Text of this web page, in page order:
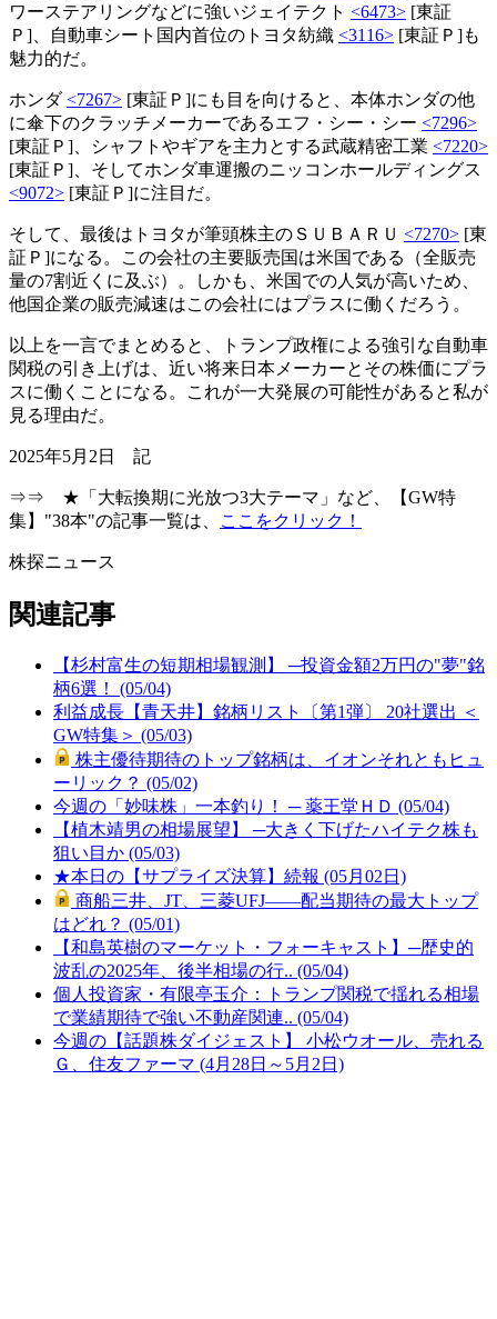
ワーステアリングなどに強いジェイテクト <6473> [東証
Ｐ]、自動車シート国内首位のトヨタ紡織 <3116> [東証Ｐ]も
魅力的だ。
ホンダ<7267> [東証Ｐ]にも目を向けると、本体ホンダの他
に傘下のクラッチメーカーであるエフ・シー・シー <7296>
[東証Ｐ]、シャフトやギアを主力とする武蔵精密工業 <7220>
[東証Ｐ]、そしてホンダ車運搬のニッコンホールディングス
<9072> [東証Ｐ]に注目だ。
そして、最後はトヨタが筆頭株主のＳＵＢＡＲＵ <7270> [東
証Ｐ]になる。この会社の主要販売国は米国である（全販売
量の7割近くに及ぶ）。しかも、米国での人気が高いため、
他国企業の販売減速はこの会社にはプラスに働くだろう。
以上を一言でまとめると、トランプ政権による強引な自動車
関税の引き上げは、近い将来日本メーカーとその株価にプラ
スに働くことになる。これが一大発展の可能性があると私が
見る理由だ。
2025年5月2日 記
⇒⇒ ★「大転換期に光放つ3大テーマ」など、【GW特
集】"38本"の記事一覧は、
ここをクリック！
株探ニュース
関連記事
【杉村富生の短期相場観測】 ─投資金額2万円の"夢"銘
柄6選！ (05/04)
利益成長【青天井】銘柄リスト〔第1弾〕 20社選出 ＜
GW特集＞ (05/03)
株主優待期待のトップ銘柄は、イオンそれともヒュ
ーリック？ (05/02)
今週の「妙味株」一本釣り！ ─ 薬王堂ＨＤ (05/04)
【植木靖男の相場展望】 ─大きく下げたハイテク株も
狙い目か (05/03)
★本日の【サプライズ決算】続報 (05月02日)
商船三井、JT、三菱UFJ――配当期待の最大トップ
はどれ？ (05/01)
【和島英樹のマーケット・フォーキャスト】─歴史的
波乱の2025年、後半相場の行.. (05/04)
個人投資家・有限亭玉介：トランプ関税で揺れる相場
で業績期待で強い不動産関連.. (05/04)
今週の【話題株ダイジェスト】 小松ウオール、売れる
Ｇ、住友ファーマ (4月28日～5月2日)